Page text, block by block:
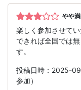
やや
楽しく参加させてい
できれば全国では
す。
投稿日時：2025-
参加）